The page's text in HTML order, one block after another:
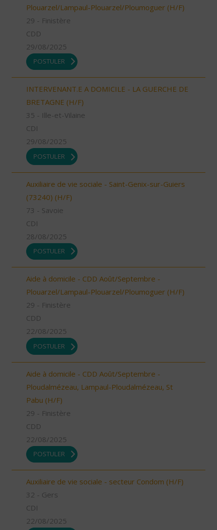
Plouarzel/Lampaul-Plouarzel/Ploumoguer (H/F)
29 - Finistère
CDD
29/08/2025
POSTULER
INTERVENANT.E A DOMICILE - LA GUERCHE DE
BRETAGNE (H/F)
35 - Ille-et-Vilaine
CDI
29/08/2025
POSTULER
Auxiliaire de vie sociale - Saint-Genix-sur-Guiers
(73240) (H/F)
73 - Savoie
CDI
28/08/2025
POSTULER
Aide à domicile - CDD Août/Septembre -
Plouarzel/Lampaul-Plouarzel/Ploumoguer (H/F)
29 - Finistère
CDD
22/08/2025
POSTULER
Aide à domicile - CDD Août/Septembre -
Ploudalmézeau, Lampaul-Ploudalmézeau, St
Pabu (H/F)
29 - Finistère
CDD
22/08/2025
POSTULER
Auxiliaire de vie sociale - secteur Condom (H/F)
32 - Gers
CDI
22/08/2025